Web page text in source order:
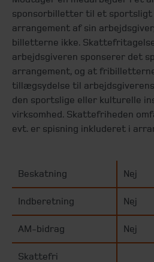
sponsorbilletter til et
arrangement af sin
billetterne ikke.
arbejdsgiveren sponserer det
arrangement, og at
tillægsydelse til
den sportslige eller kulturelle
virksomhed. Skattefriheden
evt. er spisning inkluderet i
Beskatning Nej
Indberetning Nej
AM-bidrag Nej
Skattefri